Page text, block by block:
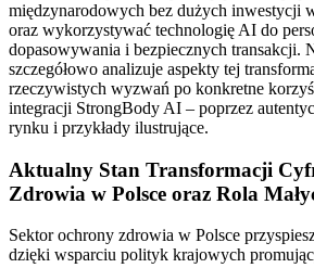
międzynarodowych bez dużych inwestycji
oraz wykorzystywać technologię AI do
dopasowywania i bezpiecznych transakcji.
szczegółowo analizuje aspekty tej
rzeczywistych wyzwań po konkretne
integracji StrongBody AI – poprzez
rynku i przykłady ilustrujące.
Aktualny Stan Transformacji
Zdrowia w Polsce oraz Rola
Sektor ochrony zdrowia w Polsce
dzięki wsparciu polityk krajowych